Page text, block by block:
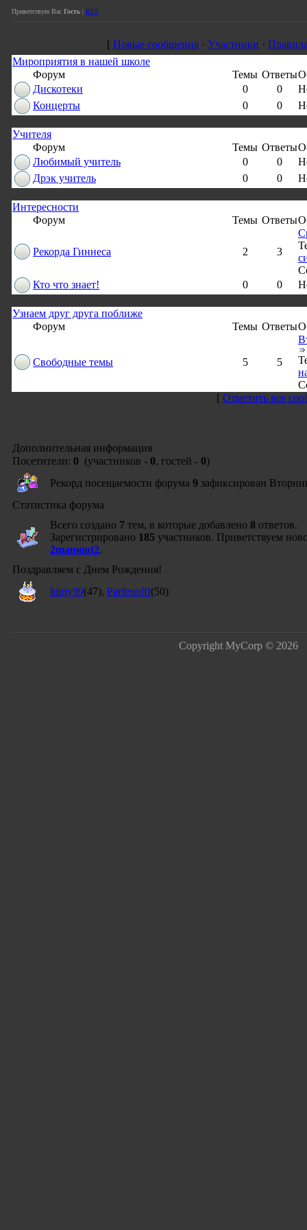
Приветствую Вас Гость | RSS
[ Новые сообщения · Участники ·
Мироприятия в нашей школе
Форум
Темы Ответы
Дискотеки
0 0
Концерты
0 0
Учителя
Форум
Темы Ответы
Любимый учитель
0 0
Дрэк учитель
0 0
Интересности
Форум
Темы Ответы
Рекорда Гиннеса 2 3
Кто что знает!
0 0
Узнаем друг друга поближе
Форум
Темы Ответы
Свободные темы 5 5
[ Отметить все
Дополнительная информация
Посетители: 0 (участников - 0, гостей - 0)
Рекорд посещаемости форума 9 зафиксирован
Статистика форума
Всего создано 7 тем, в которые добавлено 8 ответов.
Зарегистрировано 185 участников. Приветствуем
2mamont2.
Поздравляем с Днем Рождения!
hitriy99(47), Parfenofff(50)
Copyright MyCorp © 2026